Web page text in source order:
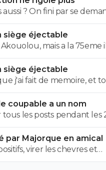
? On fini par se
le mercato n'est pas
ca on va droit à la
siège éjectable
mais a la 75eme
en position de qualifié
siège éjectable
j'ai fait de memoire, et
lieu de 25, et 19eme
Avocat, tu serais commis
Et en plus ce n'est pas si
de temps additionel
une fois rien a voir de
Mais
puisque tu n'as jamais
coupable a un nom
tous les posts pendant les
cet imposteur ... et
me faire avaler sa
par Majorque en amical
virer les chevres et
plutot bien vu.